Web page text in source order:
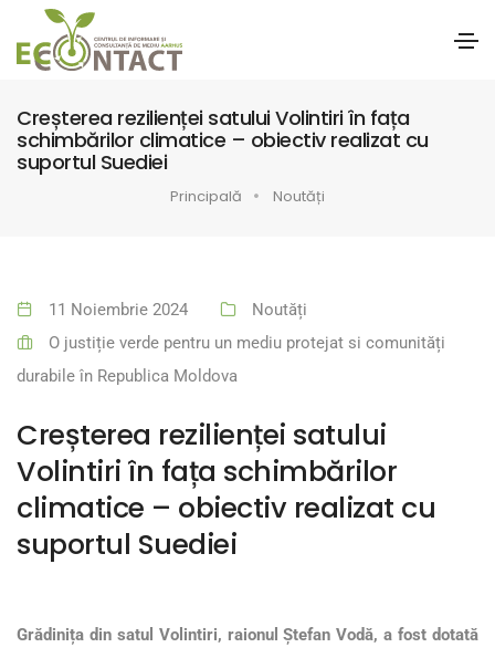
Creșterea rezilienței satului Volintiri în fața
schimbărilor climatice – obiectiv realizat cu
suportul Suediei
Principală Noutăți
11 Noiembrie 2024
Noutăți
O justiție verde pentru un mediu protejat si comunități
durabile în Republica Moldova
Creșterea rezilienței satului
Volintiri în fața schimbărilor
climatice – obiectiv realizat cu
suportul Suediei
Grădinița din satul Volintiri, raionul Ștefan Vodă, a fost dotată